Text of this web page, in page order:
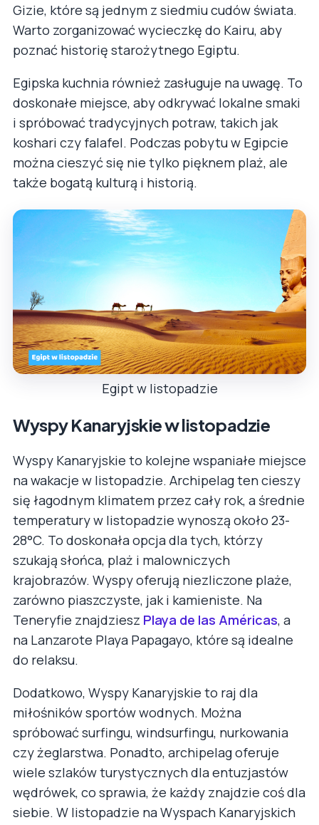
Gizie, które są jednym z siedmiu cudów świata.
Warto zorganizować wycieczkę do Kairu, aby
poznać historię starożytnego Egiptu.
Egipska kuchnia również zasługuje na uwagę. To
doskonałe miejsce, aby odkrywać lokalne smaki
i spróbować tradycyjnych potraw, takich jak
koshari czy falafel. Podczas pobytu w Egipcie
można cieszyć się nie tylko pięknem plaż, ale
także bogatą kulturą i historią.
Egipt w listopadzie
Wyspy Kanaryjskie w listopadzie
Wyspy Kanaryjskie to kolejne wspaniałe miejsce
na wakacje w listopadzie. Archipelag ten cieszy
się łagodnym klimatem przez cały rok, a średnie
temperatury w listopadzie wynoszą około 23-
28°C. To doskonała opcja dla tych, którzy
szukają słońca, plaż i malowniczych
krajobrazów. Wyspy oferują niezliczone plaże,
zarówno piaszczyste, jak i kamieniste. Na
Teneryfie znajdziesz Playa de las Américas, a
na Lanzarote Playa Papagayo, które są idealne
do relaksu.
Dodatkowo, Wyspy Kanaryjskie to raj dla
miłośników sportów wodnych. Można
spróbować surfingu, windsurfingu, nurkowania
czy żeglarstwa. Ponadto, archipelag oferuje
wiele szlaków turystycznych dla entuzjastów
wędrówek, co sprawia, że każdy znajdzie coś dla
siebie. W listopadzie na Wyspach Kanaryjskich